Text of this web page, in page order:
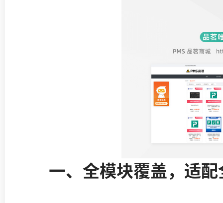
一、全模块覆盖，适配